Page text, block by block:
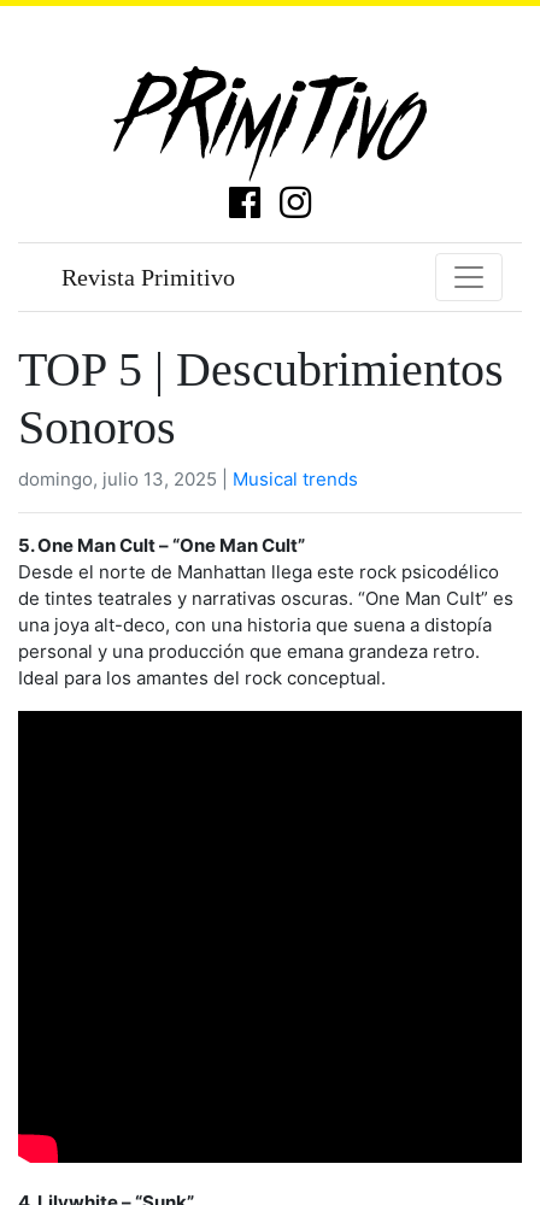
Revista Primitivo
TOP 5 | Descubrimientos
Sonoros
domingo, julio 13, 2025 | Musical trends
5. One Man Cult – “One Man Cult”
Desde el norte de Manhattan llega este rock psicodélico
de tintes teatrales y narrativas oscuras. “One Man Cult” es
una joya alt-deco, con una historia que suena a distopía
personal y una producción que emana grandeza retro.
Ideal para los amantes del rock conceptual.